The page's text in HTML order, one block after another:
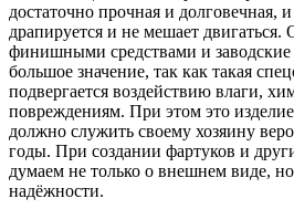
достаточно прочная и долговечная,
драпируется и не мешает двигаться.
финишными средствами и
большое значение, так как такая
подвергается воздействию влаги,
повреждениям. При этом это
должно служить своему хозяину
годы. При создании фартуков и
думаем не только о внешнем виде,
надёжности.